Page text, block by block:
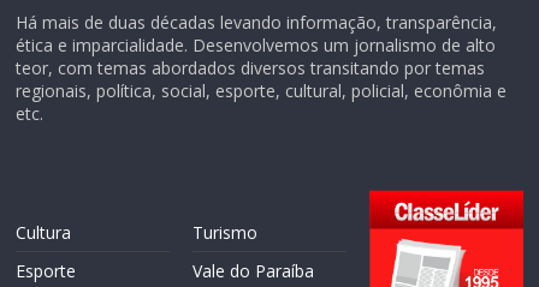
Há mais de duas décadas levando informação, transparência,
ética e imparcialidade. Desenvolvemos um jornalismo de alto
teor, com temas abordados diversos transitando por temas
regionais, política, social, esporte, cultural, policial, econômia e
etc.
Cultura
Esporte
Turismo
Vale do Paraíba